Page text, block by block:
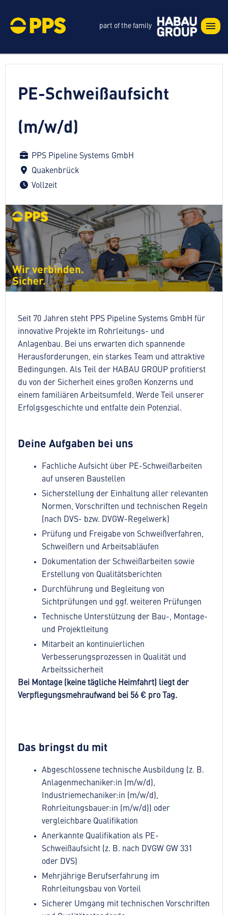
part of the family
PE-Schweißaufsicht
(m/w/d)
PPS Pipeline Systems GmbH
Quakenbrück
Vollzeit
Seit 70 Jahren steht PPS Pipeline Systems GmbH für
innovative Projekte im Rohrleitungs- und
Anlagenbau. Bei uns erwarten dich spannende
Herausforderungen, ein starkes Team und attraktive
Bedingungen. Als Teil der HABAU GROUP profitierst
du von der Sicherheit eines großen Konzerns und
einem familiären Arbeitsumfeld. Werde Teil unserer
Erfolgsgeschichte und entfalte dein Potenzial.
Deine Aufgaben bei uns
Fachliche Aufsicht über PE-Schweißarbeiten
auf unseren Baustellen
Sicherstellung der Einhaltung aller relevanten
Normen, Vorschriften und technischen Regeln
(nach DVS- bzw. DVGW-Regelwerk)
Prüfung und Freigabe von Schweißverfahren,
Schweißern und Arbeitsabläufen
Dokumentation der Schweißarbeiten sowie
Erstellung von Qualitätsberichten
Durchführung und Begleitung von
Sichtprüfungen und ggf. weiteren Prüfungen
Technische Unterstützung der Bau-, Montage-
und Projektleitung
Mitarbeit an kontinuierlichen
Verbesserungsprozessen in Qualität und
Arbeitssicherheit
Bei Montage (keine tägliche Heimfahrt) liegt der
Verpflegungsmehraufwand bei 56 € pro Tag.
Das bringst du mit
Abgeschlossene technische Ausbildung (z. B.
Anlagenmechaniker:in (m/w/d),
Industriemechaniker:in (m/w/d),
Rohrleitungsbauer:in (m/w/d)) oder
vergleichbare Qualifikation
Anerkannte Qualifikation als PE-
Schweißaufsicht (z. B. nach DVGW GW 331
oder DVS)
Mehrjährige Berufserfahrung im
Rohrleitungsbau von Vorteil
Sicherer Umgang mit technischen Vorschriften